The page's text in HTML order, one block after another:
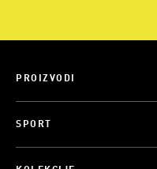
PROIZVODI
SPORT